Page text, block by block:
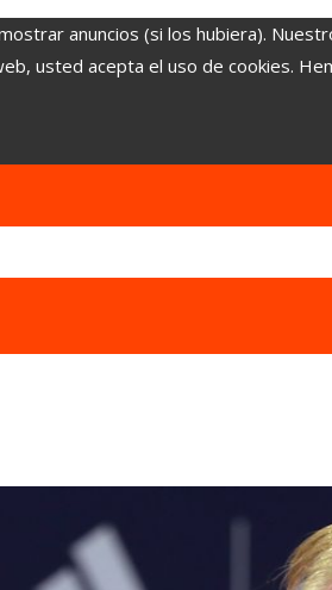
anuncios (si los hubiera).
usted acepta el uso de cookies.